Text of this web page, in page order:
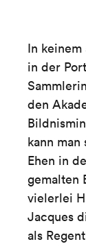
In
in der
den
kann
Ehen in
gemalten
vielerlei
Jacques
als